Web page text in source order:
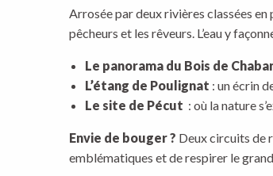
Arrosée par deux rivières classées
pêcheurs et les rêveurs. L’eau y
Le panorama du Bois de
L’étang de Poulignat : un écrin
Le site de Pécut : où la nature
Envie de bouger ? Deux circuits de
emblématiques et de respirer le